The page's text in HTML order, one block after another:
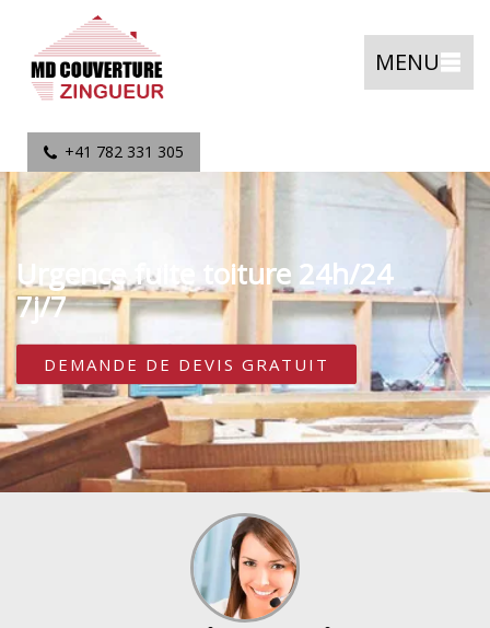
MENU
+41 782 331 305
Urgence fuite toiture 24h/24
7j/7
DEMANDE DE DEVIS GRATUIT